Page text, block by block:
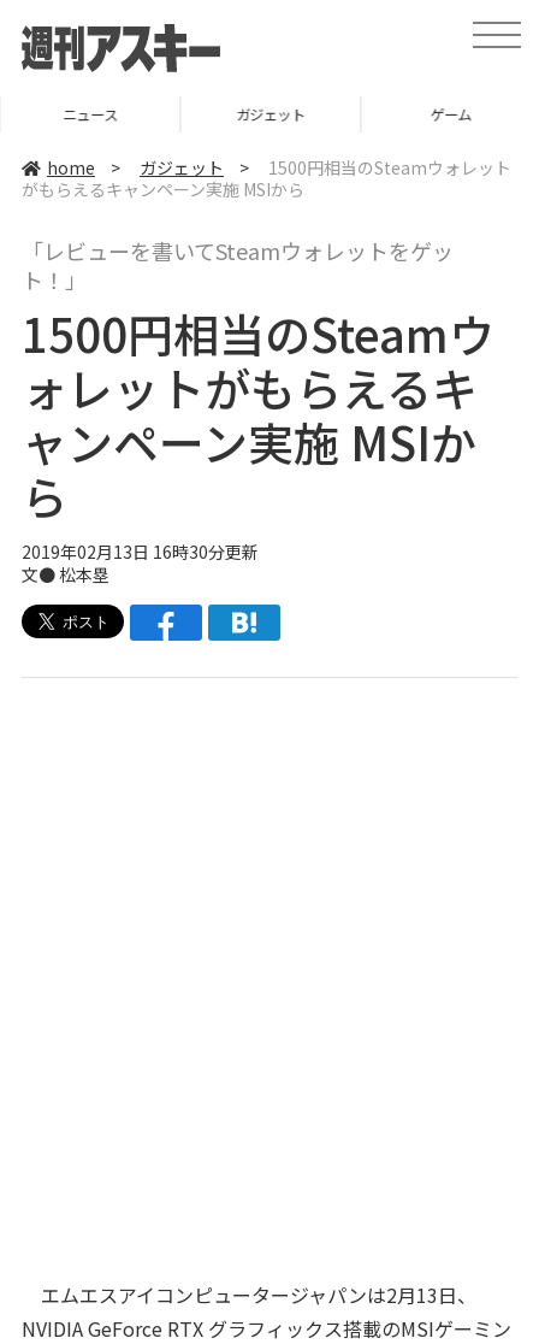
t
o
v
ニュース ガジェット ゲーム
home > ガジェット >
1500円相当のSteamウォレット
がもらえるキャンペーン実施 MSIから
「レビューを書いてSteamウォレットをゲッ
ト！」
1500円相当のSteamウ
ォレットがもらえるキ
ャンペーン実施 MSIか
ら
2019年02月13日 16時30分更新
文● 松本塁
エムエスアイコンピュータージャパンは2月13日、
NVIDIA GeForce RTX グラフィックス搭載のMSIゲーミン